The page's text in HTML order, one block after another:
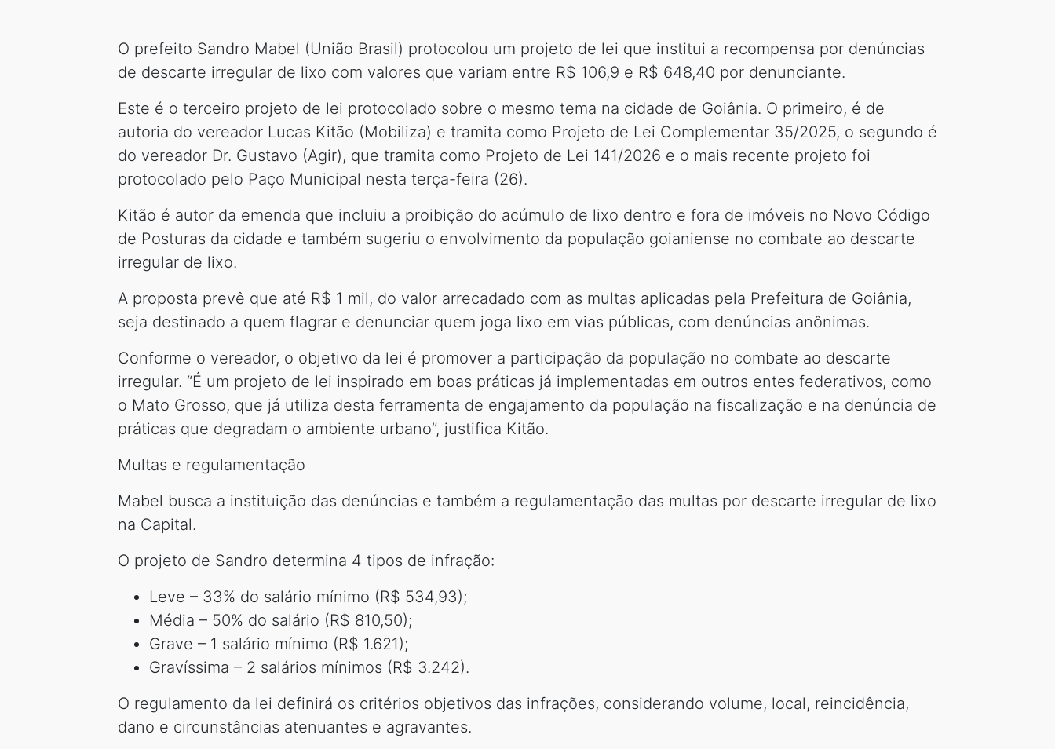
O prefeito Sandro Mabel (União Brasil) protocolou um projeto de lei que institui a recompensa por denúncias
de descarte irregular de lixo com valores que variam entre R$ 106,9 e R$ 648,40 por denunciante.
Este é o terceiro projeto de lei protocolado sobre o mesmo tema na cidade de Goiânia. O primeiro, é de
autoria do vereador Lucas Kitão (Mobiliza) e tramita como Projeto de Lei Complementar 35/2025, o segundo é
do vereador Dr. Gustavo (Agir), que tramita como Projeto de Lei 141/2026 e o mais recente projeto foi
protocolado pelo Paço Municipal nesta terça-feira (26).
Kitão é autor da emenda que incluiu a proibição do acúmulo de lixo dentro e fora de imóveis no Novo Código
de Posturas da cidade e também sugeriu o envolvimento da população goianiense no combate ao descarte
irregular de lixo.
A proposta prevê que até R$ 1 mil, do valor arrecadado com as multas aplicadas pela Prefeitura de Goiânia,
seja destinado a quem flagrar e denunciar quem joga lixo em vias públicas, com denúncias anônimas.
Conforme o vereador, o objetivo da lei é promover a participação da população no combate ao descarte
irregular. “É um projeto de lei inspirado em boas práticas já implementadas em outros entes federativos, como
o Mato Grosso, que já utiliza desta ferramenta de engajamento da população na fiscalização e na denúncia de
práticas que degradam o ambiente urbano”, justifica Kitão.
Multas e regulamentação
Mabel busca a instituição das denúncias e também a regulamentação das multas por descarte irregular de lixo
na Capital.
O projeto de Sandro determina 4 tipos de infração:
Leve – 33% do salário mínimo (R$ 534,93);
Média – 50% do salário (R$ 810,50);
Grave – 1 salário mínimo (R$ 1.621);
Gravíssima – 2 salários mínimos (R$ 3.242).
O regulamento da lei definirá os critérios objetivos das infrações, considerando volume, local, reincidência,
dano e circunstâncias atenuantes e agravantes.